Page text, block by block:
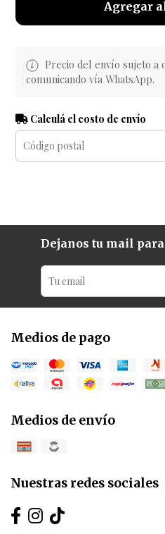
Agregar
Precio del envío sujeto a
comunicando vía WhatsApp.
Calculá el costo de envío
Dejanos tu mail
Medios de pago
Medios de envío
Nuestras redes sociales